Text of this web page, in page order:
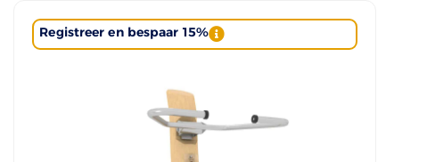
Registreer en bespaar 15%